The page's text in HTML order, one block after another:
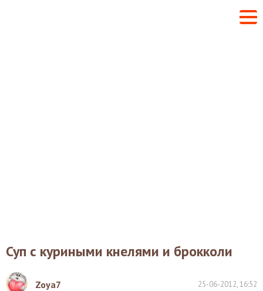
Суп с куриными кнелями и брокколи
Zoya7 25-06-2012, 16:52